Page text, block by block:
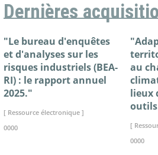
Dernières
"Le bureau d'enquêtes
et d'analyses sur les
risques industriels (BEA-
RI) : le rapport annuel
2025."
[ Ressource électronique ]
0000
au
lieux
[
0000